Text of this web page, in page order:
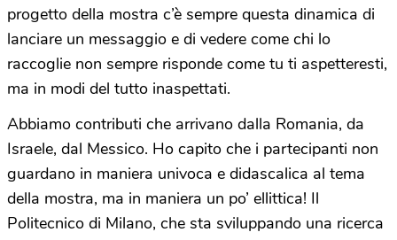
progetto della mostra c’è sempre questa dinamica di
lanciare un messaggio e di vedere come chi lo
raccoglie non sempre risponde come tu ti aspetteresti,
ma in modi del tutto inaspettati.
Abbiamo contributi che arrivano dalla Romania, da
Israele, dal Messico. Ho capito che i partecipanti non
guardano in maniera univoca e didascalica al tema
della mostra, ma in maniera un po’ ellittica! Il
Politecnico di Milano, che sta sviluppando una ricerca